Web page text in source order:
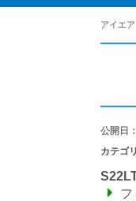
アイエ
公開日
カテゴ
フ